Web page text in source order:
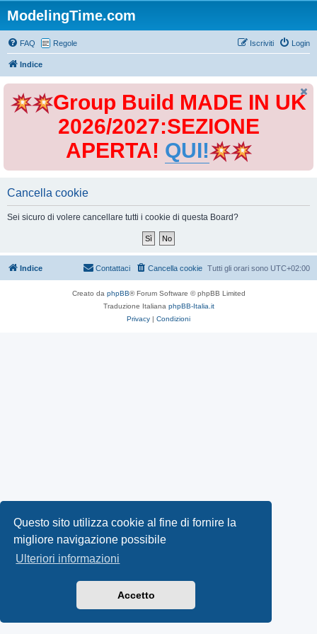
Questo sito utilizza cookie al fine di fornire la
migliore navigazione possibile
Ulteriori informazioni
Accetto
ModelingTime.com
FAQ Regole Login
Iscriviti
Indice
Group Build MADE IN UK
2026/2027:SEZIONE
APERTA! QUI!
Cancella cookie
Sei sicuro di volere cancellare tutti i cookie di questa Board?
Indice Tutti gli orari sono UTC+02:00
Cancella cookie
Contattaci
Creato da phpBB® Forum Software © phpBB Limited
Traduzione Italiana phpBB-Italia.it
Privacy | Condizioni